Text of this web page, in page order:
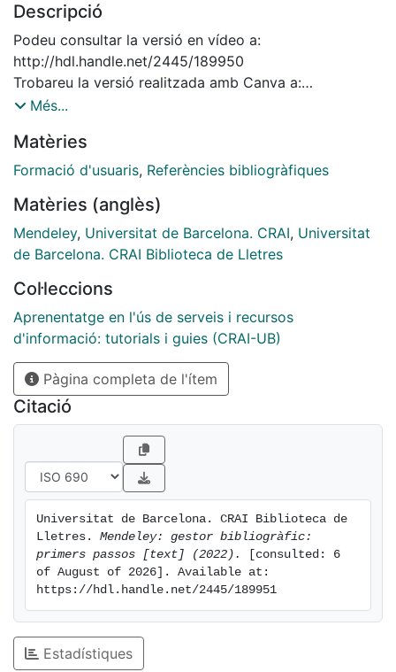
Descripció
Podeu consultar la versió en vídeo a:
http://hdl.handle.net/2445/189950
Trobareu la versió realitzada amb Canva a:
https://www.canva.com/design/DAFOQ7iHBX4/T459Na
utm_content=DAFOQ7iHBX4
Podeu consultar la versió en castellà a:
Més...
Matèries
Formació d'usuaris, Referències bibliogràfiques
Matèries (anglès)
Mendeley, Universitat de Barcelona. CRAI, Universitat
de Barcelona. CRAI Biblioteca de Lletres
Col·leccions
Aprenentatge en l'ús de serveis i recursos
d'informació: tutorials i guies (CRAI-UB)
Pàgina completa de l'ítem
Citació
Universitat de Barcelona. CRAI Biblioteca de
Lletres. Mendeley: gestor bibliogràfic:
primers passos [text] (2022).
[consulted: 6
of August of 2026]. Available at:
https://hdl.handle.net/2445/189951
Estadístiques